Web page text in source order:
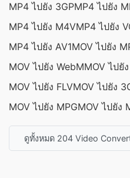
MP4 ไปยัง 3GPMP4 ไปยัง
MP4 ไปยัง M4VMP4 ไปยัง
MP4 ไปยัง AV1MOV ไปยัง
MOV ไปยัง WebMMOV ไปยั
MOV ไปยัง FLVMOV ไปยัง
MOV ไปยัง MPGMOV ไปยัง
ดูทั้งหมด 204 Video